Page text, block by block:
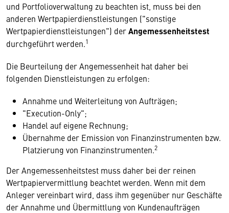
und Portfolioverwaltung zu beachten ist, muss bei den
anderen Wertpapierdienstleistungen ("sonstige
Wertpapierdienstleistungen") derAngemessenheitstest
durchgeführt werden.1
Die Beurteilung der Angemessenheit hat daher bei
folgenden Dienstleistungen zu erfolgen:
Annahme und Weiterleitung von Aufträgen;
"Execution-Only";
Handel auf eigene Rechnung;
Übernahme der Emission von Finanzinstrumenten bzw.
Platzierung von Finanzinstrumenten.2
Der Angemessenheitstest muss daher bei der reinen
Wertpapiervermittlung beachtet werden. Wenn mit dem
Anleger vereinbart wird, dass ihm gegenüber nur Geschäfte
der Annahme und Übermittlung von Kundenaufträgen